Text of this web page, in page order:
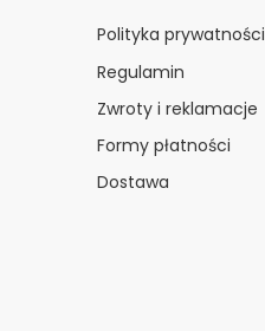
Polityka prywatności
Regulamin
Zwroty i reklamacje
Formy płatności
Dostawa